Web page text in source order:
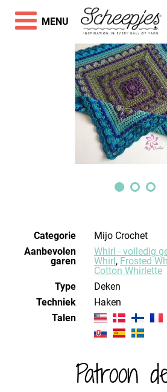
Categorie
Mijo Crochet
Aanbevolen
garen
Whirl - volledig
Whirl, Frosted
Cotton Whirlette
Type
Deken
Techniek
haken
Talen
Patroon
MENU